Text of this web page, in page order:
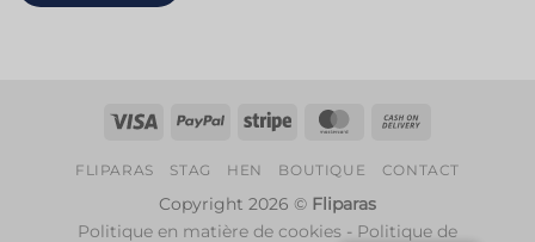
Visa PayPal Rayure MasterCard
FLIPARAS STAG HEN BOUTIQUE CONTACT
Copyright 2026 © Fliparas
Politique en matière de cookies - Politique de